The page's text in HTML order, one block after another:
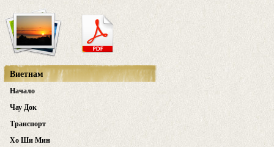
Виетнам
Начало
Чау Док
Транспорт
Хо Ши Мин